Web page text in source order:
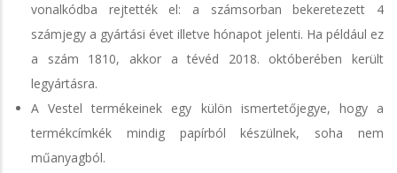
vonalkódba rejtették el: a számsorban bekeretezett 4
számjegy a gyártási évet illetve hónapot jelenti. Ha például ez
a szám 1810, akkor a tévéd 2018. októberében került
legyártásra.
A Vestel termékeinek egy külön ismertetőjegye, hogy a
termékcímkék mindig papírból készülnek, soha nem
műanyagból.